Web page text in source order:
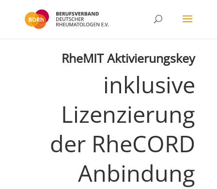
RheMIT Aktivierungskey
inklusive
Lizenzierung
der RheCORD
Anbindung